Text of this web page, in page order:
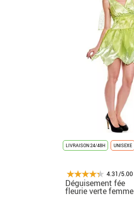
LIVRAISON 24/48H UNISEXE
4.31/5.00
Déguisement fée
fleurie verte femme